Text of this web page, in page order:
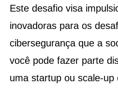
Este desafio visa
inovadoras para os
cibersegurança que a
você pode fazer parte
uma startup ou scale-up